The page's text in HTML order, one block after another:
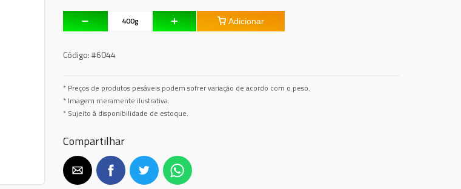
Adicionar
Código:#6044
* Preços de produtos pesáveis podem sofrer variação de acordo com o peso.
* Imagem meramente ilustrativa.
* Sujeito à disponibilidade de estoque.
Compartilhar